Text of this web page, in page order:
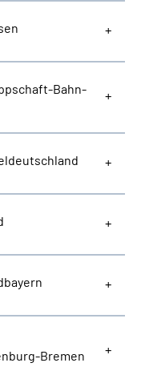
Bahn-
Bremen